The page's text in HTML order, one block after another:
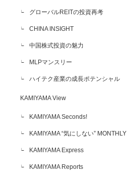
グローバルREITの投資再考
CHINA INSIGHT
中国株式投資の魅力
MLPマンスリー
ハイテク産業の成長ポテンシャル
KAMIYAMA View
KAMIYAMA Seconds!
KAMIYAMA “気にしない” MONTHLY
KAMIYAMA Express
KAMIYAMA Reports